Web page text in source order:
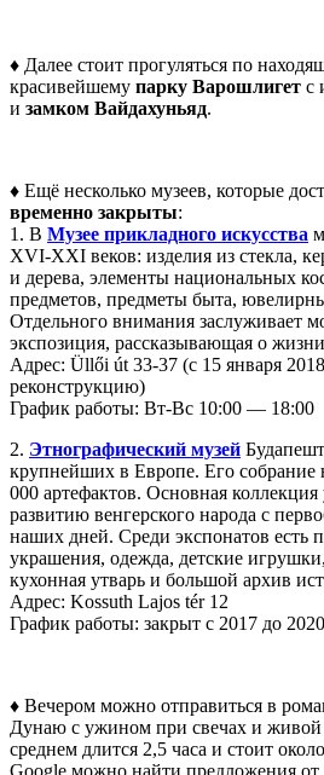
♦ Далее стоит прогуляться по
красивейшему парку Варошлигет с
и замком Вайдахуньяд.
♦ Ещё несколько музеев, которые
временно закрыты:
1. В Музее прикладного искусства
XVI-XXI веков: изделия из стекла,
и дерева, элементы национальных
предметов, предметы быта,
Отдельного внимания заслуживает
экспозиция, рассказывающая о
Адрес: Üllői út 33-37 (с 15 января
реконструкцию)
График работы: Вт-Вс 10:00 — 18:00
2. Этнографический музей
крупнейших в Европе. Его собрание
000 артефактов. Основная
развитию венгерского народа с
наших дней. Среди экспонатов есть
украшения, одежда, детские
кухонная утварь и большой архив
Адрес: Kossuth Lajos tér 12
График работы: закрыт с 2017 до
♦ Вечером можно отправиться в
Дунаю с ужином при свечах и
среднем длится 2,5 часа и стоит
Google можно найти предложения